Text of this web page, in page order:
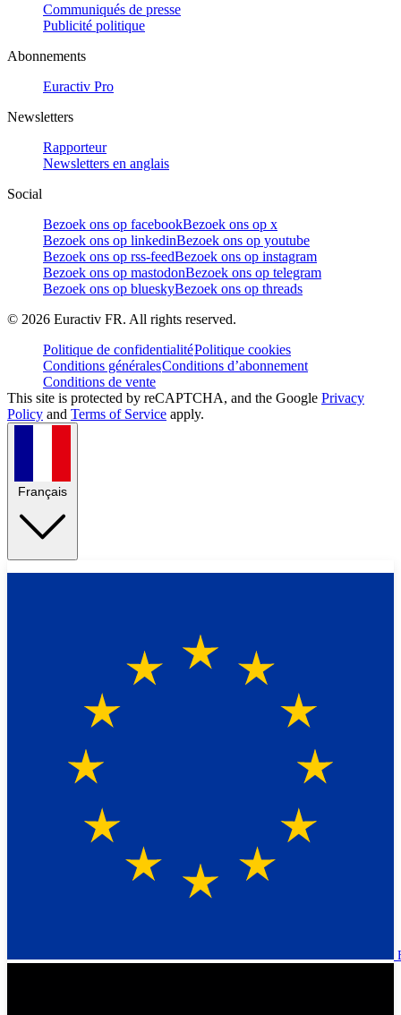
Communiqués de presse
Publicité politique
Abonnements
Euractiv Pro
Newsletters
Rapporteur
Newsletters en anglais
Social
Bezoek ons op facebookBezoek ons op x
Bezoek ons op linkedinBezoek ons op youtube
Bezoek ons op rss-feedBezoek ons op instagram
Bezoek ons op mastodonBezoek ons op telegram
Bezoek ons op blueskyBezoek ons op threads
© 2026 Euractiv FR. All rights reserved.
Politique de confidentialitéPolitique cookies
Conditions généralesConditions d’abonnement
Conditions de vente
This site is protected by reCAPTCHA, and the Google Privacy
Policy and Terms of Service apply.
Français